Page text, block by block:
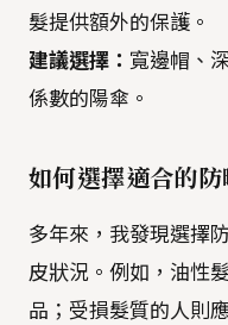
髮提供額外的保護。
建議選擇： 寬邊帽、
係數的陽傘。
如何選擇適合的
多年來，我發現選擇
皮狀況。例如，油性
品；受損髮質的人則